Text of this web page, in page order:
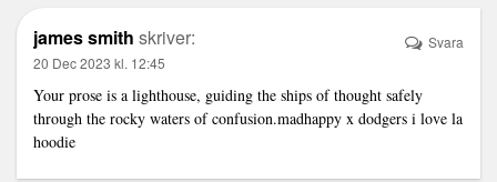
james smith skriver:
20 Dec 2023 kl. 12:45
Your prose is a lighthouse, guiding the ships of thought safely
through the rocky waters of confusion.madhappy x dodgers i love la
hoodie
Svara